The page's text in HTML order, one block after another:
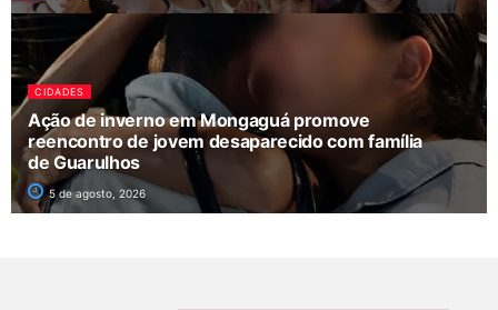
CIDADES
Ação de inverno em Mongaguá promove
reencontro de jovem desaparecido com família
de Guarulhos
5 de agosto, 2026